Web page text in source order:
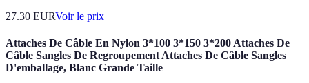
27.30 EURVoir le prix
Attaches De Câble En Nylon 3*100 3*150 3*200 Attaches De
Câble Sangles De Regroupement Attaches De Câble Sangles
D'emballage, Blanc Grande Taille